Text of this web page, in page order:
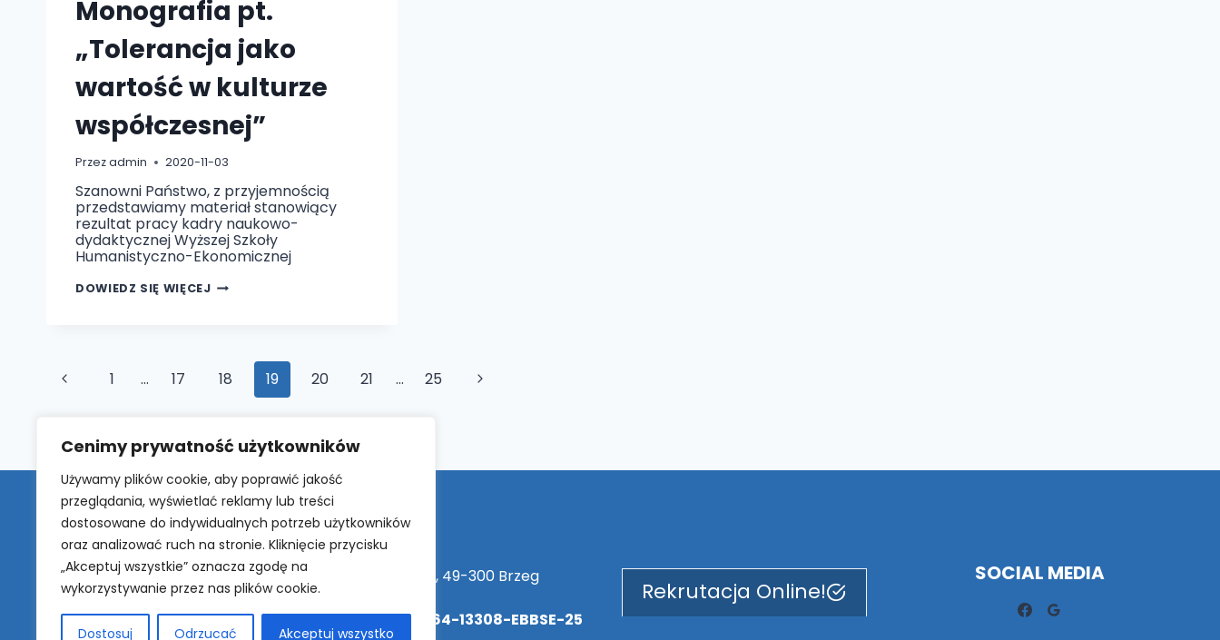
Cenimy prywatność użytkowników
Używamy plików cookie, aby poprawić jakość
przeglądania, wyświetlać reklamy lub treści
dostosowane do indywidualnych potrzeb użytkowników
oraz analizować ruch na stronie. Kliknięcie przycisku
„Akceptuj wszystkie” oznacza zgodę na
wykorzystywanie przez nas plików cookie.
Dostosuj Odrzucać Akceptuj wszystko
Monografia pt.
„Tolerancja jako
wartość w kulturze
współczesnej”
Przezadmin 2020-11-03
Szanowni Państwo, z przyjemnością
przedstawiamy materiał stanowiący
rezultat pracy kadry naukowo-
dydaktycznej Wyższej Szkoły
Humanistyczno-Ekonomicznej
DOWIEDZ SIĘ WIĘCEJMONOGRAFIA
KULTURZE
WSPÓŁCZESNEJ”
Nawigacja
Poprzednia
1 … 17 18 19 20 21 … 25
Następna
Numer telefonu 77 416 00 70
WSHE w Brzegu ul.Piastowska 14, 49-300 Brzeg
Adres do e-Doręczeń:AE:PL-56064-13308-EBBSE-25
Rekrutacja Online!
SOCIAL MEDIA